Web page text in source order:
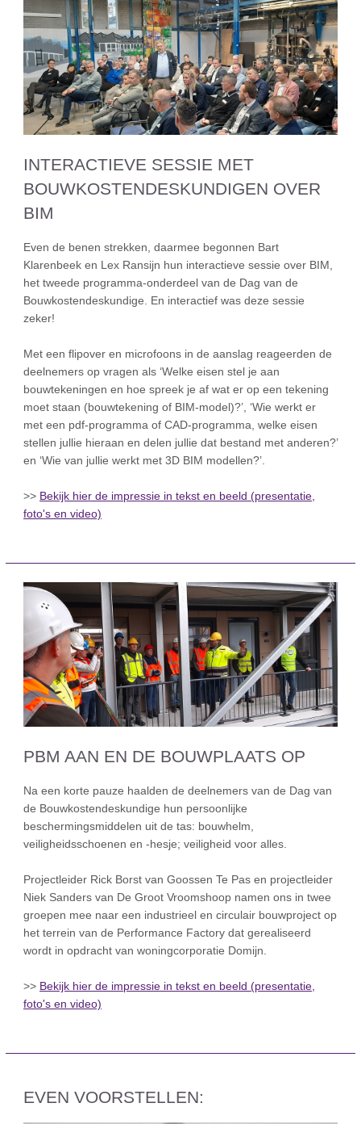
INTERACTIEVE SESSIE MET
BOUWKOSTENDESKUNDIGEN OVER
BIM
Even de benen strekken, daarmee begonnen Bart
Klarenbeek en Lex Ransijn hun interactieve sessie over BIM,
het tweede programma-onderdeel van de Dag van de
Bouwkostendeskundige. En interactief was deze sessie
zeker!
Met een flipover en microfoons in de aanslag reageerden de
deelnemers op vragen als ‘Welke eisen stel je aan
bouwtekeningen en hoe spreek je af wat er op een tekening
moet staan (bouwtekening of BIM-model)?’, ‘Wie werkt er
met een pdf-programma of CAD-programma, welke eisen
stellen jullie hieraan en delen jullie dat bestand met anderen?’
en ‘Wie van jullie werkt met 3D BIM modellen?’.
>> Bekijk hier de impressie in tekst en beeld (presentatie,
foto's en video)
PBM AAN EN DE BOUWPLAATS OP
Na een korte pauze haalden de deelnemers van de Dag van
de Bouwkostendeskundige hun persoonlijke
beschermingsmiddelen uit de tas: bouwhelm,
veiligheidsschoenen en -hesje; veiligheid voor alles.
Projectleider Rick Borst van Goossen Te Pas en projectleider
Niek Sanders van De Groot Vroomshoop namen ons in twee
groepen mee naar een industrieel en circulair bouwproject op
het terrein van de Performance Factory dat gerealiseerd
wordt in opdracht van woningcorporatie Domijn.
>> Bekijk hier de impressie in tekst en beeld (presentatie,
foto's en video)
EVEN VOORSTELLEN: